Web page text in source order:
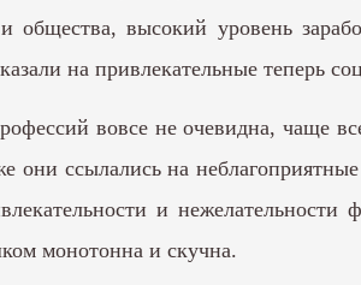
общества, высокий уровень
на привлекательные теперь
вовсе не очевидна, чаще
ссылались на
и
монотонна и скучна.